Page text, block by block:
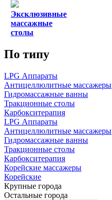
Эксклюзивные
массажные
столы
По типу
LPG Аппараты
Антицеллюлитные массажеры
Гидромассажные ванны
Тракционные столы
Карбокситерапия
LPG Аппараты
Антицеллюлитные массажеры
Гидромассажные ванны
Тракционные столы
Карбокситерапия
Корейские массажеры
Корейские
Крупные города
Остальные города